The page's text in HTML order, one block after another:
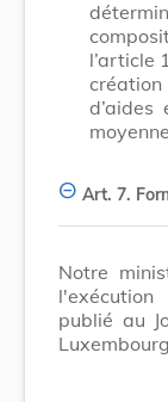
l’article
d’aides
Art. 7.
Notre
publié au